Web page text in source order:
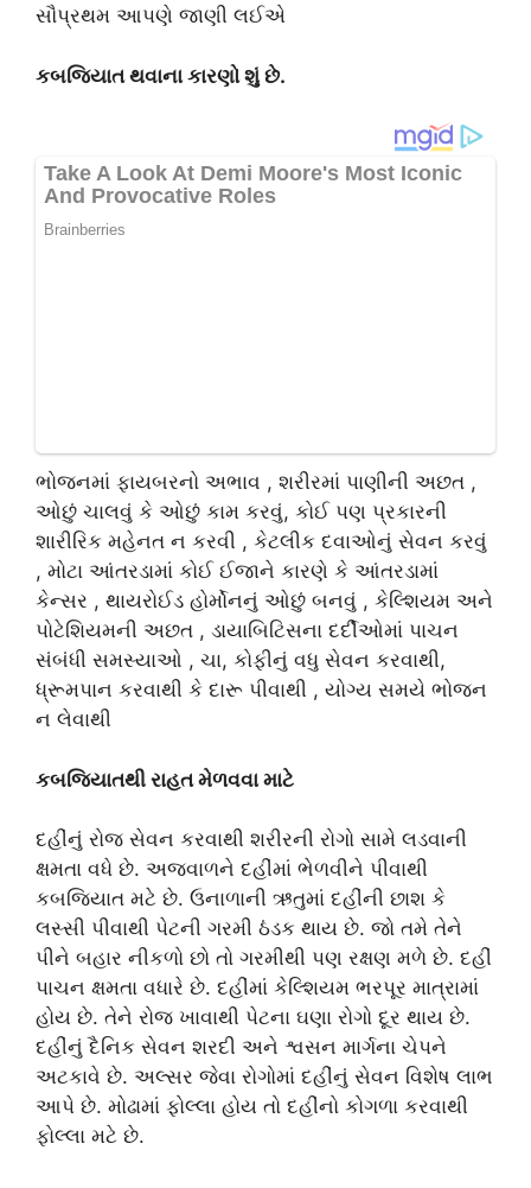
સૌપ્રથમ આપણે જાણી લઈએ
કબજિયાત થવાના કારણો શું છે.
ભોજનમાં ફાયબરનો અભાવ , શરીરમાં પાણીની અછત ,
ઓછું ચાલવું કે ઓછું કામ કરવું, કોઈ પણ પ્રકારની
શારીરિક મહેનત ન કરવી , કેટલીક દવાઓનું સેવન કરવું
, મોટા આંતરડામાં કોઈ ઈજાને કારણે કે આંતરડામાં
કેન્સર , થાયરોઈડ હોર્મોનનું ઓછું બનવું , કેલ્શિયમ અને
પોટેશિયમની અછત , ડાયાબિટિસના દર્દીઓમાં પાચન
સંબંધી સમસ્યાઓ , ચા, કોફીનું વધુ સેવન કરવાથી,
ધ્રૂમપાન કરવાથી કે દારૂ પીવાથી , યોગ્ય સમયે ભોજન
ન લેવાથી
કબજિયાતથી રાહત મેળવવા માટે
દહીંનું રોજ સેવન કરવાથી શરીરની રોગો સામે લડવાની
ક્ષમતા વધે છે. અજવાળને દહીંમાં ભેળવીને પીવાથી
કબજિયાત મટે છે. ઉનાળાની ઋતુમાં દહીંની છાશ કે
લસ્સી પીવાથી પેટની ગરમી ઠંડક થાય છે. જો તમે તેને
પીને બહાર નીકળો છો તો ગરમીથી પણ રક્ષણ મળે છે. દહીં
પાચન ક્ષમતા વધારે છે. દહીંમાં કેલ્શિયમ ભરપૂર માત્રામાં
હોય છે. તેને રોજ ખાવાથી પેટના ઘણા રોગો દૂર થાય છે.
દહીંનું દૈનિક સેવન શરદી અને શ્વસન માર્ગના ચેપને
અટકાવે છે. અલ્સર જેવા રોગોમાં દહીંનું સેવન વિશેષ લાભ
આપે છે. મોઢામાં ફોલ્લા હોય તો દહીંનો કોગળા કરવાથી
ફોલ્લા મટે છે.